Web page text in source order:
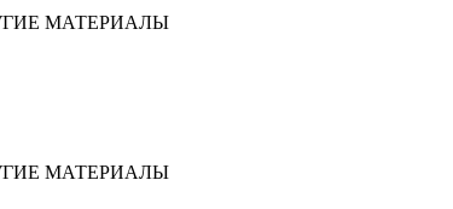
МАТЕРИАЛЫ
МАТЕРИАЛЫ